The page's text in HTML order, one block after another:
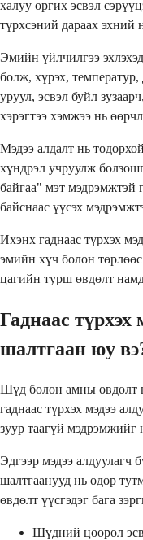
халуу оргих эсвэл
түрхсэний дараах эхний
Эмийн үйлчилгээ
болж, хүрэх,
уруул, эсвэл буйл
хэрэгтээ хэмжээ нь
Мэдээ алдалт нь
хүндрэл учруулж
байгаа" мэт мэдрэмжтэй
байснаас үүсэх
Ихэнх гаднаас түрхэх
эмийн хүч болон
цагийн турш өвдөлт
Гаднаас түрхэх
шалтгаан юу
Шүд болон амны өвдөлт
гаднаас түрхэх мэдээ
зуур таагүй мэдрэмжийг
Эдгээр мэдээ алдуулагч
шалтгаанууд нь өдөр
өвдөлт үүсгэдэг бага
Шүдний цоорол